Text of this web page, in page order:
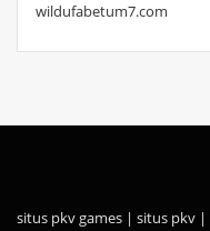
wildufabetum7.com
situs pkv games | situs pkv |